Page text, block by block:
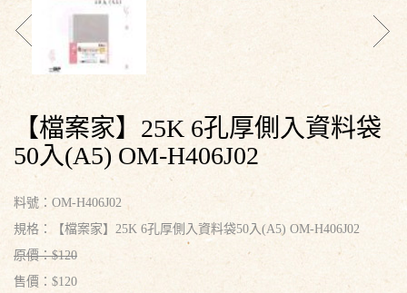
【檔案家】25K 6孔厚側入資料袋
50入(A5) OM-H406J02
料號：OM-H406J02
規格：【檔案家】25K 6孔厚側入資料袋50入(A5) OM-H406J02
原價：$120
售價：$120